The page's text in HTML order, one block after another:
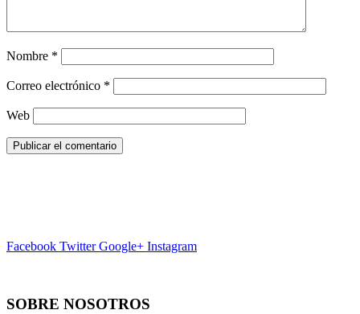
Nombre *
Correo electrónico *
Web
Facebook Twitter Google+ Instagram
SOBRE NOSOTROS